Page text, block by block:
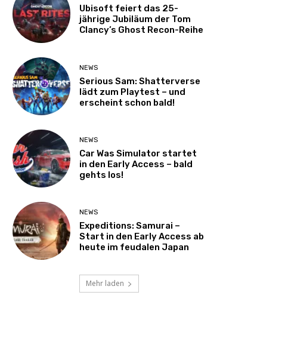
Ubisoft feiert das 25-
jährige Jubiläum der Tom
Clancy’s Ghost Recon-Reihe
NEWS
Serious Sam: Shatterverse
lädt zum Playtest – und
erscheint schon bald!
NEWS
Car Was Simulator startet
in den Early Access – bald
gehts los!
NEWS
Expeditions: Samurai –
Start in den Early Access ab
heute im feudalen Japan
Mehr laden